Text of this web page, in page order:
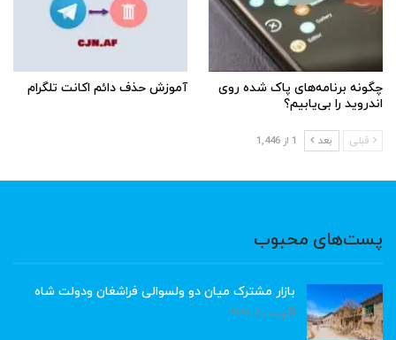
چگونه برنامه‌های پاک شده روی
اندروید را بی‌یابیم؟
آموزش حذف دائم اکانت تلگرام
قبلی بعد 1 از 1,446
پست‌های محبوب
بازار مشترک میان دو ولسوالی فراشغان ودولت شاه
آگوست 8, 2026